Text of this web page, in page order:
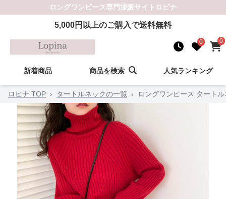
ロングワンピース専門通販サイト ロピナ
5,000円以上のご購入で送料無料
0 0
新着商品 商品を検索 人気ランキング
ロピナ TOP › タートルネックの一覧 › ロングワンピース タート